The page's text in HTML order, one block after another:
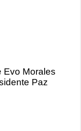
Evo Morales
Paz